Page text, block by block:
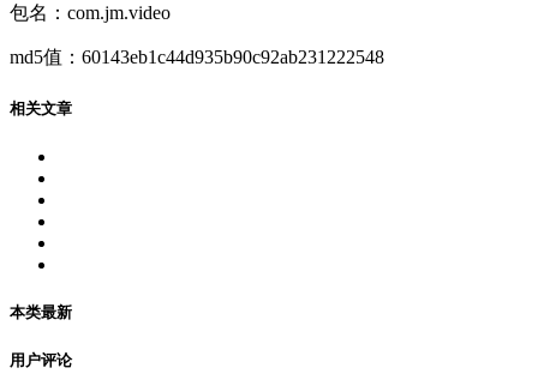
包名：com.jm.video
md5值：60143eb1c44d935b90c92ab231222548
相关文章
本类最新
用户评论